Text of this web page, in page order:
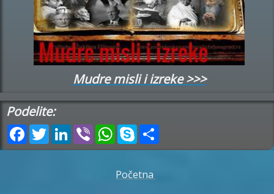
Mudre misli i izreke >>>
Podelite:
Facebook
TwitterLinkedIn
ViberWhatsApp
Skype
Početna